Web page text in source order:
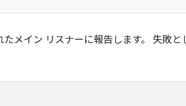
メイン リスナーに報告します。 失敗と